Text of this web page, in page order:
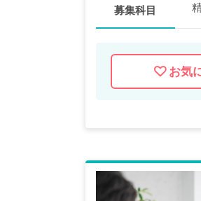
募集科目
お気